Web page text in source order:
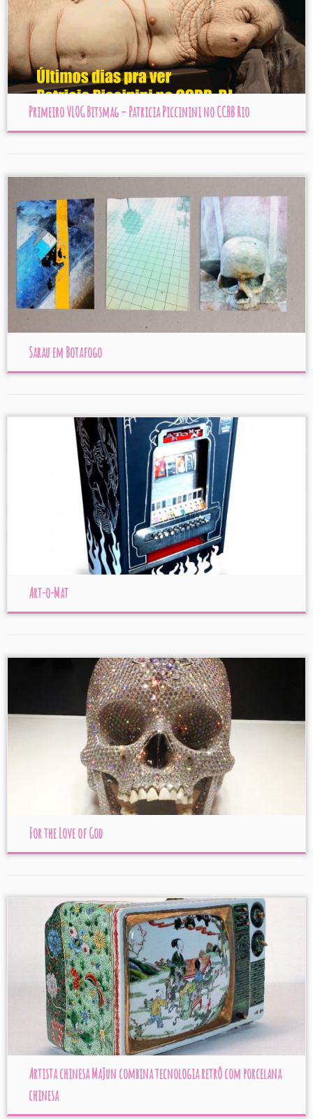
Primeiro VLOG Bitsmag – Patricia Piccinini no CCBB Rio
Sarau em Botafogo
Art-o-Mat
For the Love of God
Artista chinesa MaJun combina tecnologia retrô com porcelana
chinesa